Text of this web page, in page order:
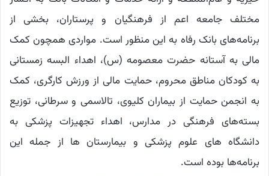
مختلف جامعه اعم از فرهنگیان و پرستاران، بخشی از
برنامه‌های بانک رفاه به این منظور است. مواردی همچون کمک
مالی به آستانه حضرت معصومه (س)، اهداء البسه زمستانی
به کودکان مناطق محروم، حمایت مالی از ورزش کارگری، کمک
به انجمن حمایت از بیماران کلیوی، تالاسمی و سرطانی، توزیع
بسته‌های فرهنگی در مدارس، اهداء تجهیزات پزشکی به
دانشگاه های علوم پزشکی و بیمارستان ها از جمله این
برنامه‌ها بوده است.